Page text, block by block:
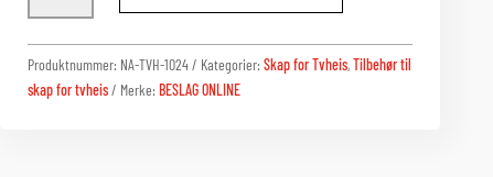
krom
for
tvskap
antall
Produktnummer: NA-TVH-1024 Kategorier: Skap for Tvheis,Tilbehør til
skap for tvheis
Merke: BESLAG ONLINE